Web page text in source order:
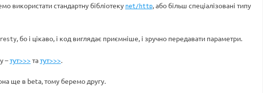
використати стандартну бібліотеку net/http, або більш спеціалізовані типу
resty, бо і цікаво, і код виглядає приємніше, і зручно передавати параметри.
–тут>>> татут>>>.
ще в beta, тому беремо другу.